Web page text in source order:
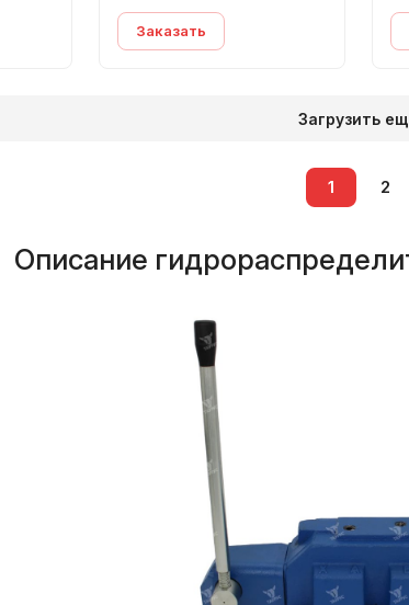
Заказать
Загрузить
1 2
Описание